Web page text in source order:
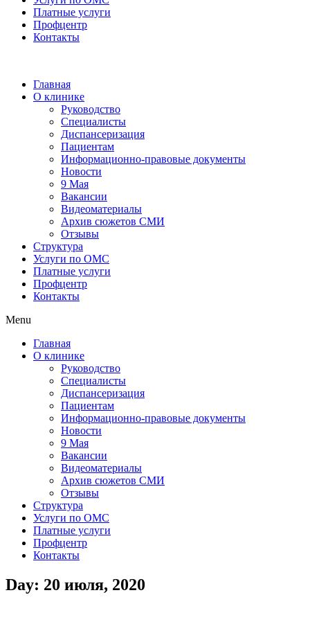
Платные услуги
Профцентр
Контакты
Главная
О клинике
Руководство
Специалисты
Диспансеризация
Пациентам
Информационно-правовые документы
Новости
9 Мая
Вакансии
Видеоматериалы
Архив сюжетов СМИ
Отзывы
Структура
Услуги по ОМС
Платные услуги
Профцентр
Контакты
Menu
Главная
О клинике
Руководство
Специалисты
Диспансеризация
Пациентам
Информационно-правовые документы
Новости
9 Мая
Вакансии
Видеоматериалы
Архив сюжетов СМИ
Отзывы
Структура
Услуги по ОМС
Платные услуги
Профцентр
Контакты
Day: 20 июля, 2020